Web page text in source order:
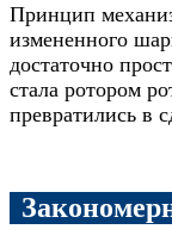
Принцип
измененного
достаточно
стала ротором
превратились в